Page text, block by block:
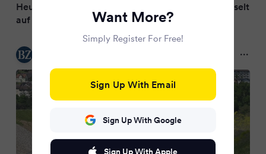
Heute Nacht: Verkehr auf A8 bei Pforzheim wechselt
auf neue Trasse
Want More?
Simply Register For Free!
Sign Up With Email
Sign Up With Google
Sign Up With Apple